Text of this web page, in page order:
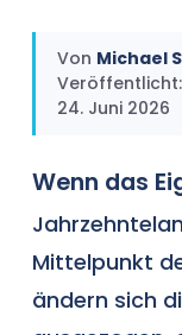
Von Michael
Veröffentlicht:
24. Juni 2026
Wenn das
Mittelpunkt
ändern sich